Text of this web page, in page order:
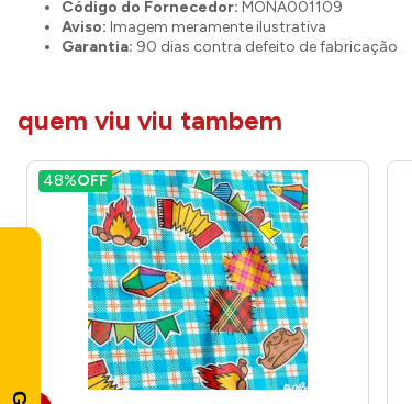
Código do Fornecedor: MONA001109
Aviso: Imagem meramente ilustrativa
Garantia: 90 dias contra defeito de fabricação
quem viu viu tambem
48%OFF